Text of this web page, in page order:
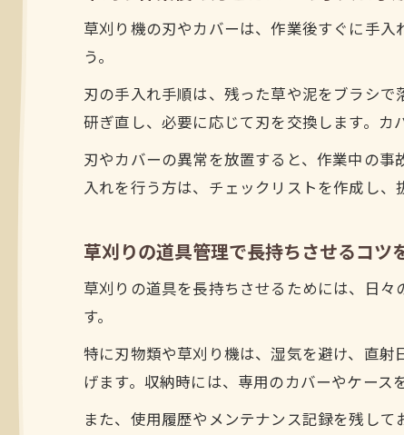
草刈り機の刃やカバーは、作業後すぐに手
う。
刃の手入れ手順は、残った草や泥をブラシ
研ぎ直し、必要に応じて刃を交換します。カ
刃やカバーの異常を放置すると、作業中の
入れを行う方は、チェックリストを作成し、
草刈りの道具管理で長持ちさせるコツ
草刈りの道具を長持ちさせるためには、日
す。
特に刃物類や草刈り機は、湿気を避け、直
げます。収納時には、専用のカバーやケース
また、使用履歴やメンテナンス記録を残し